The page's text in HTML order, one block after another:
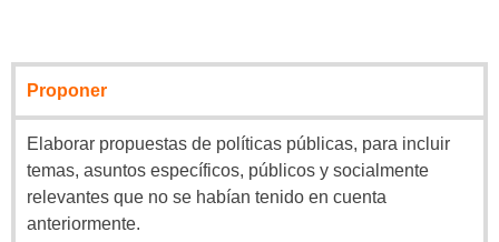
Proponer
Elaborar propuestas de políticas públicas, para incluir
temas, asuntos específicos, públicos y socialmente
relevantes que no se habían tenido en cuenta
anteriormente.